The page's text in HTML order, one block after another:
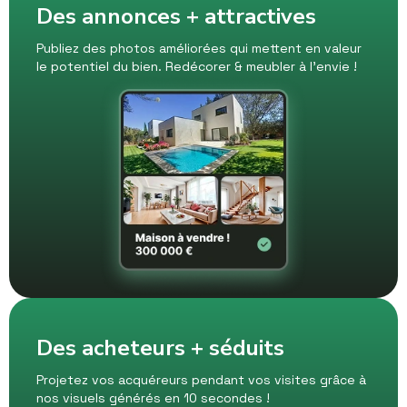
Des annonces + attractives
Publiez des photos améliorées qui mettent en valeur
le potentiel du bien. Redécorer & meubler à l’envie !
Des acheteurs + séduits
Projetez vos acquéreurs pendant vos visites grâce à
nos visuels générés en 10 secondes !